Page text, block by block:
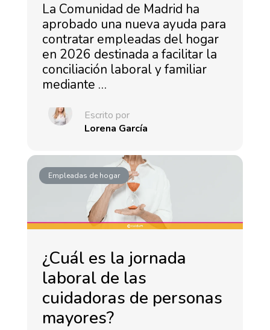
La Comunidad de Madrid ha
aprobado una nueva ayuda para
contratar empleadas del hogar
en 2026 destinada a facilitar la
conciliación laboral y familiar
mediante …
Escrito por
Lorena García
Empleadas de hogar
¿Cuál es la jornada
laboral de las
cuidadoras de personas
mayores?